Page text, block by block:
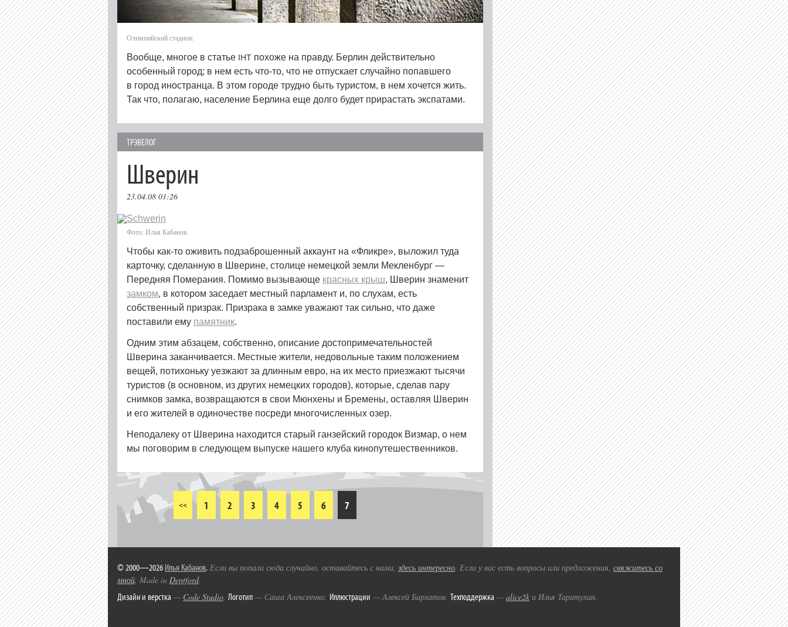
Олимпийский стадион.
Вообще, многое в статье IHT похоже на правду. Берлин действительно
особенный город; в нем есть что-то, что не отпускает случайно попавшего
в город иностранца. В этом городе трудно быть туристом, в нем хочется жить.
Так что, полагаю, население Берлина еще долго будет прирастать экспатами.
ТРЭВЕЛОГ
Шверин
23.04.08 01:26
Фото: Илья Кабанов.
Чтобы как-то оживить подзаброшенный аккаунт на «Фликре», выложил туда
карточку, сделанную в Шверине, столице немецкой земли Мекленбург —
Передняя Померания. Помимо вызывающе красных крыш, Шверин знаменит
замком, в котором заседает местный парламент и, по слухам, есть
собственный призрак. Призрака в замке уважают так сильно, что даже
поставили ему памятник.
Одним этим абзацем, собственно, описание достопримечательностей
Шверина заканчивается. Местные жители, недовольные таким положением
вещей, потихоньку уезжают за длинным евро, на их место приезжают тысячи
туристов (в основном, из других немецких городов), которые, сделав пару
снимков замка, возвращаются в свои Мюнхены и Бремены, оставляя Шверин
и его жителей в одиночестве посреди многочисленных озер.
Неподалеку от Шверина находится старый ганзейский городок Визмар, о нем
мы поговорим в следующем выпуске нашего клуба кинопутешественников.
<< 1 2 3 4 5 6 7
© 2000—2026 Илья Кабанов. Если вы попали сюда случайно, оставайтесь с нами, здесь интересно. Если у вас есть вопросы или предложения, свяжитесь со
мной. Made in Deptford.
Дизайн и верстка — Code Studio. Логотип — Саша Алексеенко. Иллюстрации — Алексей Бархатов. Техподдержка —alice2k и Илья Таратухин.